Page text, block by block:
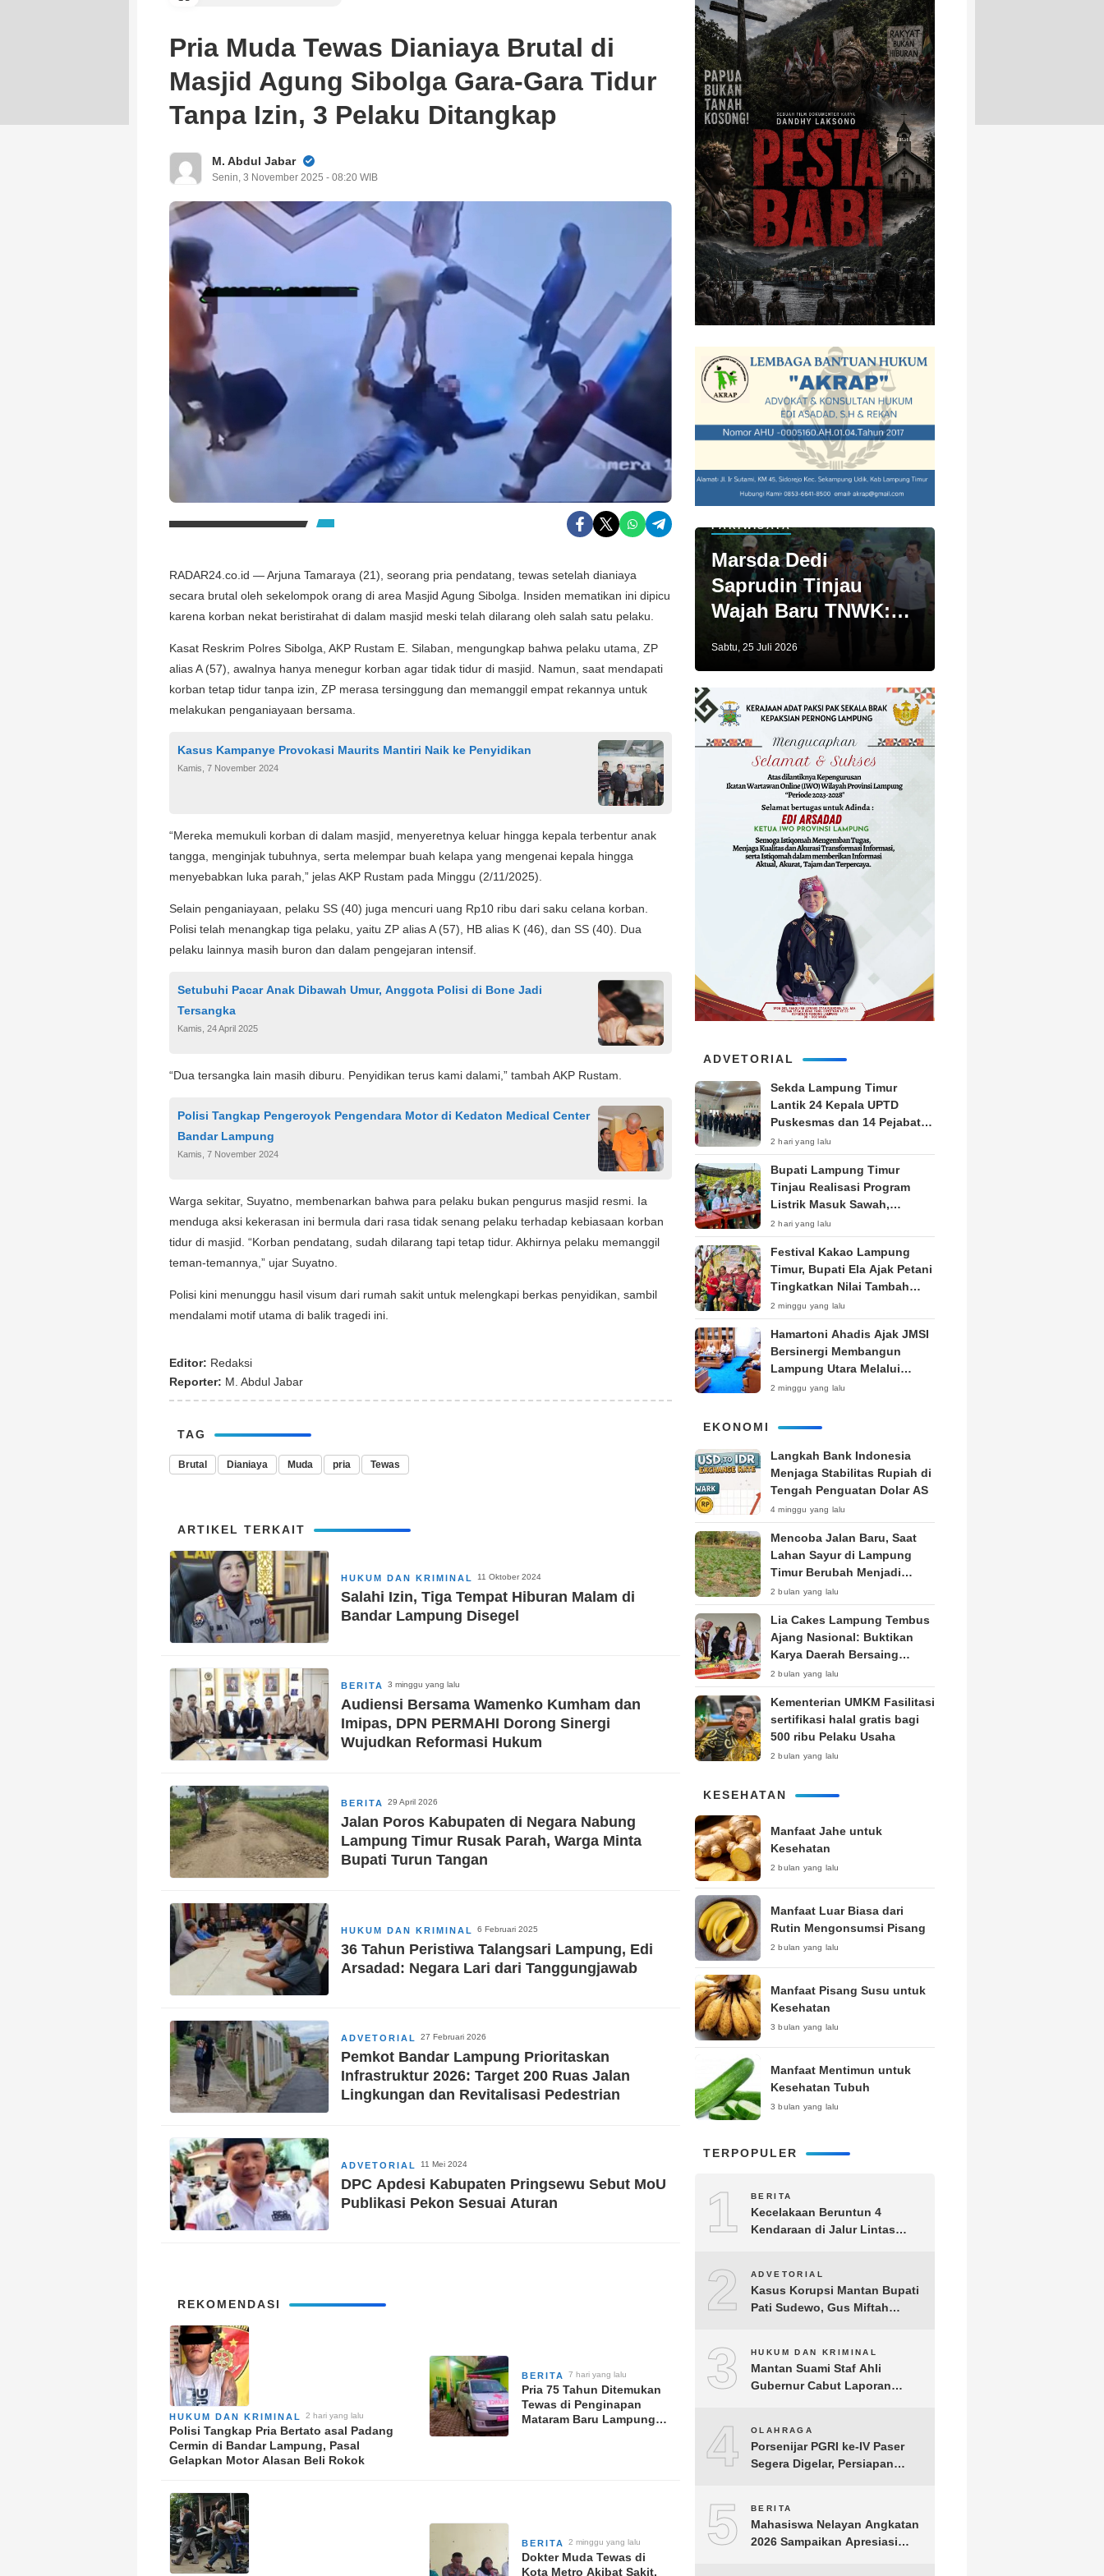
Pria Muda Tewas Dianiaya Brutal di
Masjid Agung Sibolga Gara-Gara Tidur
Tanpa Izin, 3 Pelaku Ditangkap
M. Abdul Jabar
Senin, 3 November 2025 - 08:20 WIB
RADAR24.co.id — Arjuna Tamaraya (21), seorang pria pendatang, tewas setelah dianiaya
secara brutal oleh sekelompok orang di area Masjid Agung Sibolga. Insiden mematikan ini dipicu
karena korban nekat beristirahat di dalam masjid meski telah dilarang oleh salah satu pelaku.
Kasat Reskrim Polres Sibolga, AKP Rustam E. Silaban, mengungkap bahwa pelaku utama, ZP
alias A (57), awalnya hanya menegur korban agar tidak tidur di masjid. Namun, saat mendapati
korban tetap tidur tanpa izin, ZP merasa tersinggung dan memanggil empat rekannya untuk
melakukan penganiayaan bersama.
Kasus Kampanye Provokasi Maurits Mantiri Naik ke Penyidikan
Kamis, 7 November 2024
“Mereka memukuli korban di dalam masjid, menyeretnya keluar hingga kepala terbentur anak
tangga, menginjak tubuhnya, serta melempar buah kelapa yang mengenai kepala hingga
menyebabkan luka parah,” jelas AKP Rustam pada Minggu (2/11/2025).
Selain penganiayaan, pelaku SS (40) juga mencuri uang Rp10 ribu dari saku celana korban.
Polisi telah menangkap tiga pelaku, yaitu ZP alias A (57), HB alias K (46), dan SS (40). Dua
pelaku lainnya masih buron dan dalam pengejaran intensif.
Setubuhi Pacar Anak Dibawah Umur, Anggota Polisi di Bone Jadi
Tersangka
Kamis, 24 April 2025
“Dua tersangka lain masih diburu. Penyidikan terus kami dalami,” tambah AKP Rustam.
Polisi Tangkap Pengeroyok Pengendara Motor di Kedaton Medical Center
Bandar Lampung
Kamis, 7 November 2024
Warga sekitar, Suyatno, membenarkan bahwa para pelaku bukan pengurus masjid resmi. Ia
menduga aksi kekerasan ini bermula dari rasa tidak senang pelaku terhadap kebiasaan korban
tidur di masjid. “Korban pendatang, sudah dilarang tapi tetap tidur. Akhirnya pelaku memanggil
teman-temannya,” ujar Suyatno.
Polisi kini menunggu hasil visum dari rumah sakit untuk melengkapi berkas penyidikan, sambil
mendalami motif utama di balik tragedi ini.
Editor: Redaksi
Reporter: M. Abdul Jabar
TAG
Brutal Dianiaya Muda pria Tewas
ARTIKEL TERKAIT
HUKUM DAN KRIMINAL 11 Oktober 2024
Salahi Izin, Tiga Tempat Hiburan Malam di
Bandar Lampung Disegel
BERITA 3 minggu yang lalu
Audiensi Bersama Wamenko Kumham dan
Imipas, DPN PERMAHI Dorong Sinergi
Wujudkan Reformasi Hukum
BERITA 29 April 2026
Jalan Poros Kabupaten di Negara Nabung
Lampung Timur Rusak Parah, Warga Minta
Bupati Turun Tangan
HUKUM DAN KRIMINAL 6 Februari 2025
36 Tahun Peristiwa Talangsari Lampung, Edi
Arsadad: Negara Lari dari Tanggungjawab
ADVETORIAL 27 Februari 2026
Pemkot Bandar Lampung Prioritaskan
Infrastruktur 2026: Target 200 Ruas Jalan
Lingkungan dan Revitalisasi Pedestrian
ADVETORIAL 11 Mei 2024
DPC Apdesi Kabupaten Pringsewu Sebut MoU
Publikasi Pekon Sesuai Aturan
REKOMENDASI
HUKUM DAN KRIMINAL 2 hari yang lalu
Polisi Tangkap Pria Bertato asal Padang
Cermin di Bandar Lampung, Pasal
Gelapkan Motor Alasan Beli Rokok
BERITA 7 hari yang lalu
Pria 75 Tahun Ditemukan
Tewas di Penginapan
Mataram Baru Lampung
BERITA 2 minggu yang lalu
Dokter Muda Tewas di
Kota Metro Akibat Sakit,
PARIWISATA
Marsda Dedi
Saprudin Tinjau
Wajah Baru TNWK:
Sabtu, 25 Juli 2026
ADVETORIAL
‎Sekda Lampung Timur
Lantik 24 Kepala UPTD
Puskesmas dan 14 Pejabat
Fungsional, Dorong Inovasi
dan Pelayanan Prima
2 hari yang lalu
Bupati Lampung Timur
Tinjau Realisasi Program
Listrik Masuk Sawah,
Siapkan Subsidi KWH untuk
Petani
2 hari yang lalu
‎Festival Kakao Lampung
Timur, Bupati Ela Ajak Petani
Tingkatkan Nilai Tambah
Produk
2 minggu yang lalu
Hamartoni Ahadis Ajak JMSI
Bersinergi Membangun
Lampung Utara Melalui
Pemberitaan
2 minggu yang lalu
EKONOMI
Langkah Bank Indonesia
Menjaga Stabilitas Rupiah di
Tengah Penguatan Dolar AS
4 minggu yang lalu
Mencoba Jalan Baru, Saat
Lahan Sayur di Lampung
Timur Berubah Menjadi
Kebun Tembakau
2 bulan yang lalu
Lia Cakes Lampung Tembus
Ajang Nasional: Buktikan
Karya Daerah Bersaing
Setara Kota Besar
2 bulan yang lalu
Kementerian UMKM Fasilitasi
sertifikasi halal gratis bagi
500 ribu Pelaku Usaha
2 bulan yang lalu
KESEHATAN
Manfaat Jahe untuk
Kesehatan
2 bulan yang lalu
Manfaat Luar Biasa dari
Rutin Mengonsumsi Pisang
2 bulan yang lalu
Manfaat Pisang Susu untuk
Kesehatan
3 bulan yang lalu
Manfaat Mentimun untuk
Kesehatan Tubuh
3 bulan yang lalu
TERPOPULER
1 BERITA
Kecelakaan Beruntun 4
Kendaraan di Jalur Lintas
2 ADVETORIAL
Kasus Korupsi Mantan Bupati
Pati Sudewo, Gus Miftah
3 HUKUM DAN KRIMINAL
Mantan Suami Staf Ahli
Gubernur Cabut Laporan
4 OLAHRAGA
Porsenijar PGRI ke-IV Paser
Segera Digelar, Persiapan
5 BERITA
Mahasiswa Nelayan Angkatan
2026 Sampaikan Apresiasi